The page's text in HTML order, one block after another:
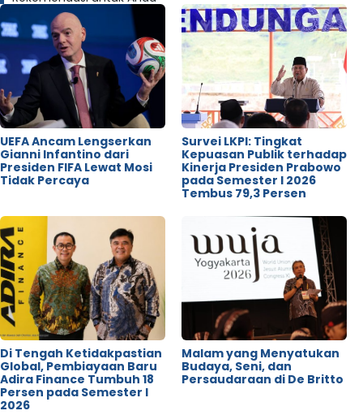
UEFA Ancam Lengserkan
Gianni Infantino dari
Presiden FIFA Lewat Mosi
Tidak Percaya
Survei LKPI: Tingkat
Kepuasan Publik terhadap
Kinerja Presiden Prabowo
pada Semester I 2026
Tembus 79,3 Persen
Di Tengah Ketidakpastian
Global, Pembiayaan Baru
Adira Finance Tumbuh 18
Persen pada Semester I
2026
Malam yang Menyatukan
Budaya, Seni, dan
Persaudaraan di De Britto